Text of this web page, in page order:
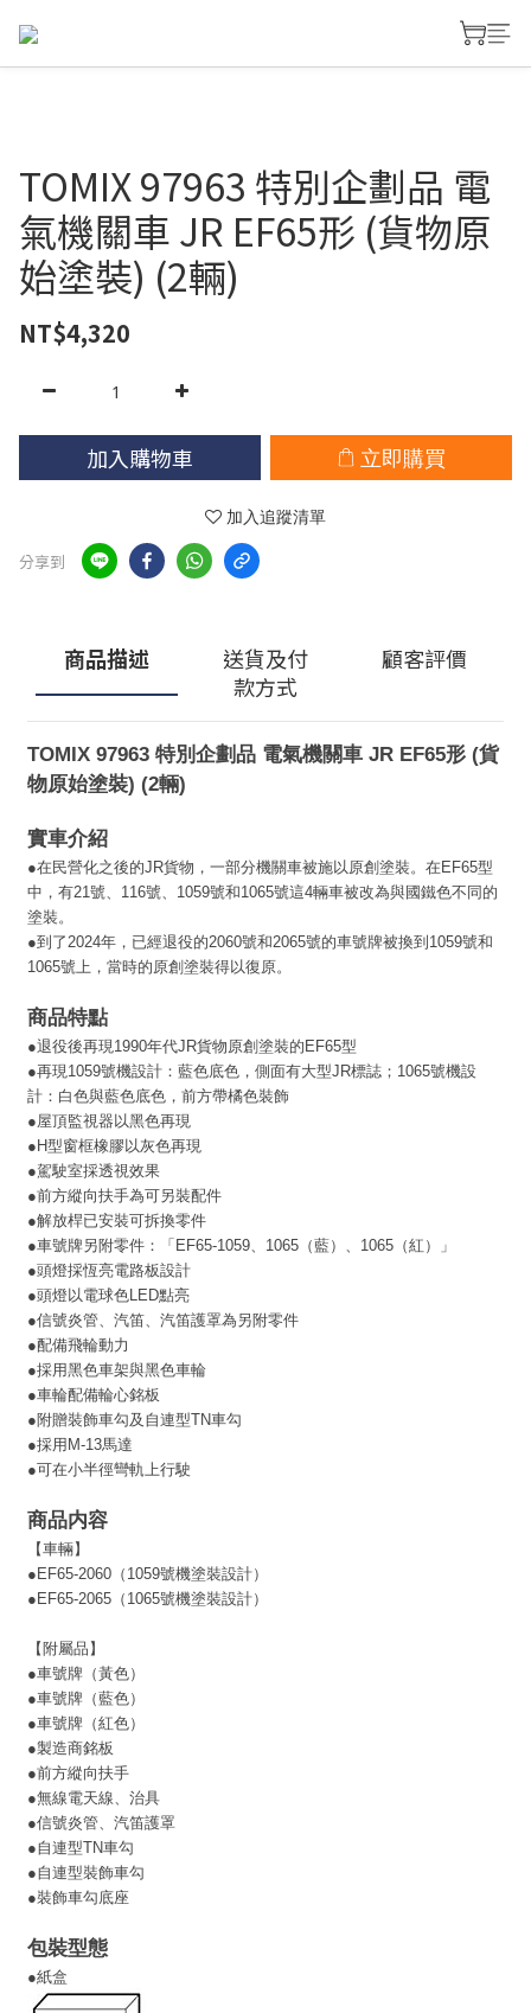
TOMIX 97963 特別企劃品 電
氣機關車 JR EF65形 (貨物原
始塗裝) (2輛)
NT$4,320
加入購物車 立即購買
加入追蹤清單
分享到
商品描述
送貨及付
款方式
顧客評價
TOMIX 97963 特別企劃品 電氣機關車 JR EF65形 (貨
物原始塗裝) (2輛)
實車介紹
●在民營化之後的JR貨物，一部分機關車被施以原創塗裝。在EF65型
中，有21號、116號、1059號和1065號這4輛車被改為與國鐵色不同的
塗裝。
●到了2024年，已經退役的2060號和2065號的車號牌被換到1059號和
1065號上，當時的原創塗裝得以復原。
商品特點
●退役後再現1990年代JR貨物原創塗裝的EF65型
●再現1059號機設計：藍色底色，側面有大型JR標誌；1065號機設
計：白色與藍色底色，前方帶橘色裝飾
●屋頂監視器以黑色再現
●H型窗框橡膠以灰色再現
●駕駛室採透視效果
●前方縱向扶手為可另裝配件
●解放桿已安裝可拆換零件
●車號牌另附零件：「EF65-1059、1065（藍）、1065（紅）」
●頭燈採恆亮電路板設計
●頭燈以電球色LED點亮
●信號炎管、汽笛、汽笛護罩為另附零件
●配備飛輪動力
●採用黑色車架與黑色車輪
●車輪配備輪心銘板
●附贈裝飾車勾及自連型TN車勾
●採用M-13馬達
●可在小半徑彎軌上行駛
商品内容
【車輛】
●EF65-2060（1059號機塗裝設計）
●EF65-2065（1065號機塗裝設計）
【附屬品】
●車號牌（黃色）
●車號牌（藍色）
●車號牌（紅色）
●製造商銘板
●前方縱向扶手
●無線電天線、治具
●信號炎管、汽笛護罩
●自連型TN車勾
●自連型裝飾車勾
●裝飾車勾底座
包裝型態
●紙盒